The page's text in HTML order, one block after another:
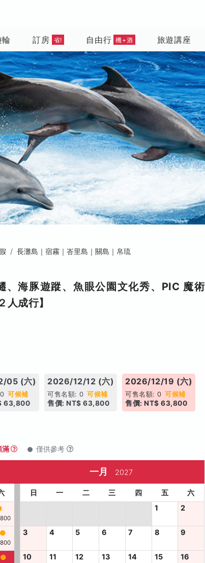
訂房 省! 自由行 機+酒 旅遊講座
長灘島｜宿霧｜峇里島｜關島｜帛琉
、海豚遊蹤、魚眼公園文化秀、PIC 魔術
成行】
05 (六)
可候補
63,800
2026/12/12 (六)
可售名額: 0 可候補
售價: NT$ 63,800
2026/12/19 (六)
可售名額: 0 可候補
售價: NT$ 63,800
滿 僅供參考
一月 2027
日 一 二 三 四 五
六
1
2
3 4 5 6 7 8 9
10 11 12 13 14 15 16